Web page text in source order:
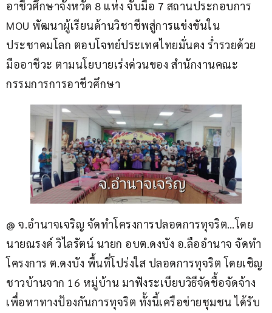
อาชีวศึกษาจังหวัด 8 แห่ง จับมือ 7 สถานประกอบการ
MOU พัฒนาผู้เรียนด้านวิชาชีพสู่การแข่งขันใน
ประชาคมโลก ตอบโจทย์ประเทศไทยมั่นคง ร่ำรวยด้วย
มืออาชีวะ ตามนโยบายเร่งด่วนของ สำนักงานคณะ
กรรมการการอาชีวศึกษา
@ จ.อำนาจเจริญ จัดทำโครงการปลอดการทุจริต…โดย
นายณรงค์ วิไลรัตน์ นายก อบต.ดงบัง อ.ลืออำนาจ จัดทำ
โครงการ ต.ดงบัง พื้นที่โปร่งใส ปลอดการทุจริต โดยเชิญ
ชาวบ้านจาก 16 หมู่บ้าน มาฟังระเบียบวิธีจัดชื้อจัดจ้าง
เพื่อหาทางป้องกันการทุจริต ทั้งนี้เครือข่ายชุมชน ได้รับ